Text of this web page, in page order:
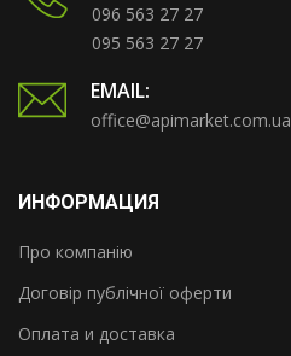
096 563 27 27
095 563 27 27
EMAIL:
office@apimarket.com.ua
ИНФОРМАЦИЯ
Про компанію
Договір публічної оферти
Оплата и доставка